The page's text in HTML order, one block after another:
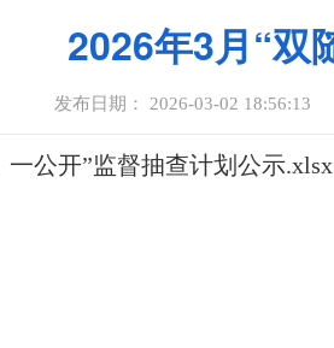
2026年3月“双
发布日期： 2026-03-02 18:56:13
一公开”监督抽查计划公示.xlsx